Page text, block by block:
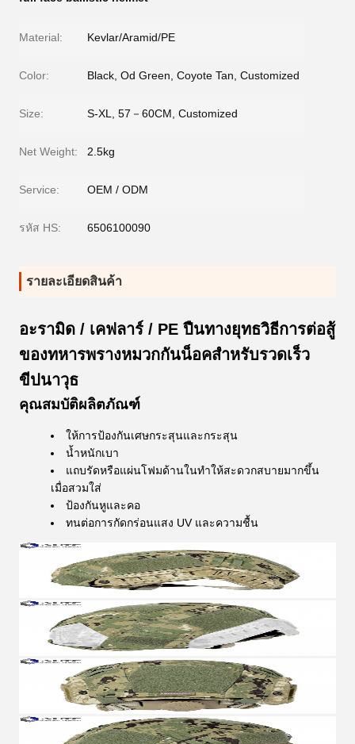
Material: Kevlar/Aramid/PE
Color: Black, Od Green, Coyote Tan, Customized
Size: S-XL, 57－60CM, Customized
Net Weight: 2.5kg
Service: OEM / ODM
รหัส HS: 6506100090
รายละเอียดสินค้า
อะรามิด / เคฟลาร์ / PE ปืนทางยุทธวิธีการต่อสู้
ของทหารพรางหมวกกันน็อคสำหรับรวดเร็ว
ขีปนาวุธ
คุณสมบัติผลิตภัณฑ์
ให้การป้องกันเศษกระสุนและกระสุน
น้ำหนักเบา
แถบรัดหรือแผ่นโฟมด้านในทำให้สะดวกสบายมากขึ้น
เมื่อสวมใส่
ป้องกันหูและคอ
ทนต่อการกัดกร่อนแสง UV และความชื้น